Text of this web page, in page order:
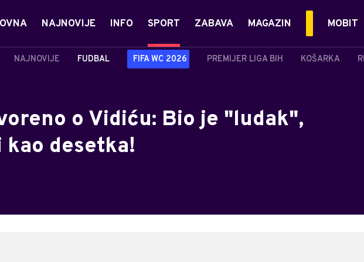
NAJNOVIJE INFO SPORT
NAJNOVIJE FUDBAL FIFA WC 2026 PREMIJER LIGA BIH KOŠARKA
ZABAVA MAGAZIN MOBIT
o Vidiću: Bio je "ludak",
kao desetka!